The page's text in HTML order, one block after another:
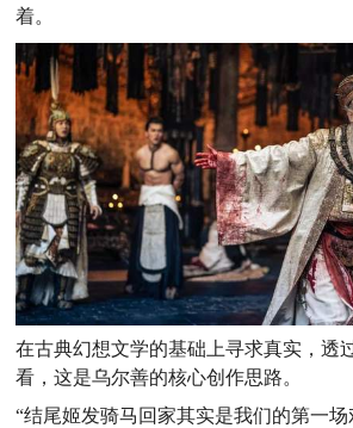
着。
在古典幻想文学的基础上寻求真实，透
看，这是乌尔善的核心创作思路。
“结尾姬发骑马回家其实是我们的第一